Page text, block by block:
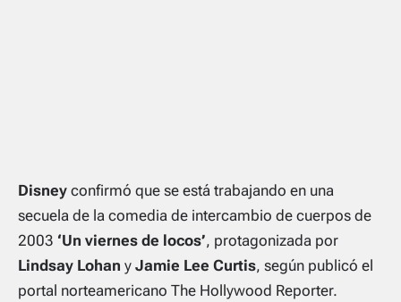
Disney confirmó que se está trabajando en una
secuela de la comedia de intercambio de cuerpos de
2003 ‘Un viernes de locos’, protagonizada por
Lindsay Lohan y Jamie Lee Curtis, según publicó el
portal norteamericano The Hollywood Reporter.